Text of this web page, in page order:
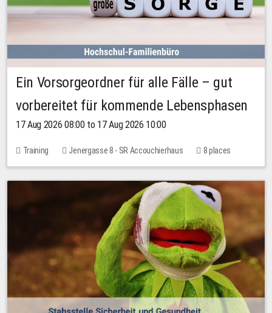
Ein Vorsorgeordner für alle Fälle – gut
vorbereitet für kommende Lebensphasen
17 Aug 2026 08:00 to 17 Aug 2026 10:00
Training Jenergasse 8 - SR Accouchierhaus 8 places